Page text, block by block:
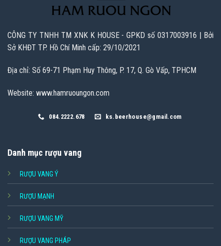
CÔNG TY TNHH TM XNK K HOUSE - GPKD số 0317003916 | Bởi
Sở KHĐT TP. Hồ Chí Minh cấp: 29/10/2021
Địa chỉ: Số 69-71 Phạm Huy Thông, P. 17, Q. Gò Vấp, TPHCM
Website: www.hamruoungon.com
084.2222.678 ks.beerhouse@gmail.com
Danh mục rượu vang
RƯỢU VANG Ý
RƯỢU MẠNH
RƯỢU VANG MỸ
RƯỢU VANG PHÁP